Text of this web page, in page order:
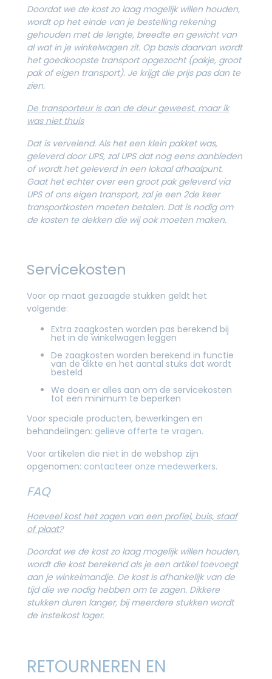
Doordat we de kost zo laag mogelijk willen houden,
wordt op het einde van je bestelling rekening
gehouden met de lengte, breedte en gewicht van
al wat in je winkelwagen zit. Op basis daarvan wordt
het goedkoopste transport opgezocht (pakje, groot
pak of eigen transport). Je krijgt die prijs pas dan te
zien.
De transporteur is aan de deur geweest, maar ik
was niet thuis
Dat is vervelend. Als het een klein pakket was,
geleverd door UPS, zal UPS dat nog eens aanbieden
of wordt het geleverd in een lokaal afhaalpunt.
Gaat het echter over een groot pak geleverd via
UPS of ons eigen transport, zal je een 2de keer
transportkosten moeten betalen. Dat is nodig om
de kosten te dekken die wij ook moeten maken.
Servicekosten
Voor op maat gezaagde stukken geldt het
volgende:
Extra zaagkosten worden pas berekend bij
het in de winkelwagen leggen
De zaagkosten worden berekend in functie
van de dikte en het aantal stuks dat wordt
besteld
We doen er alles aan om de servicekosten
tot een minimum te beperken
Voor speciale producten, bewerkingen en
behandelingen: gelieve offerte te vragen.
Voor artikelen die niet in de webshop zijn
opgenomen: contacteer onze medewerkers.
FAQ
Hoeveel kost het zagen van een profiel, buis, staaf
of plaat?
Doordat we de kost zo laag mogelijk willen houden,
wordt die kost berekend als je een artikel toevoegt
aan je winkelmandje. De kost is afhankelijk van de
tijd die we nodig hebben om te zagen. Dikkere
stukken duren langer, bij meerdere stukken wordt
de instelkost lager.
RETOURNEREN EN